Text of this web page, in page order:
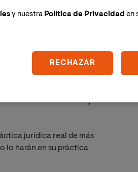
la creación de una joint
jurídica real de más
lo harán en su práctica
y nuestra Política de Privacidad en
RECHAZAR